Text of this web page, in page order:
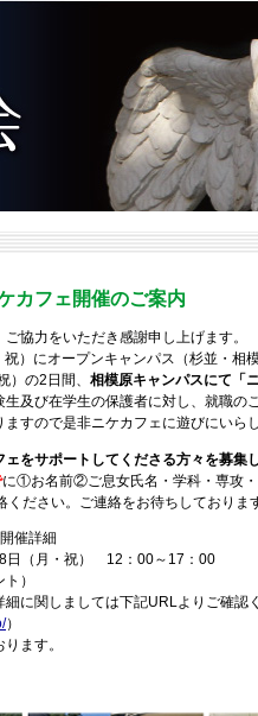
カフェ開催のご案内
協力をいただき感謝申し上げます。
）にオープンキャンパス（杉並・相
）の2日間、 相模原キャンパスにて「
及び在学生の保護者に対し、就職の
すので是非ニケカフェに遊びにいら
をサポートしてくださる方々を募集
に①お名前②ご息女氏名・学科・専攻
ください。ご連絡をお待ちしておりま
催詳細
（月・祝） 12：00～17：00
）
しましては下記URLよりご確認
）
ます。